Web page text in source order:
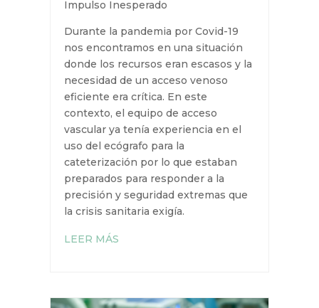
sus competencias tradicionales.
El impulso llegó con la pandemia
de COVID-19, la cual supuso un
punto de inflexión.
La Pandemia del COVID-19: Un
Impulso Inesperado
Durante la pandemia por Covid-19
nos encontramos en una situación
donde los recursos eran escasos y
la necesidad de un acceso venoso
eficiente era crítica. En este
contexto, el equipo de acceso
vascular ya tenía experiencia en el
precisión y seguridad extremas